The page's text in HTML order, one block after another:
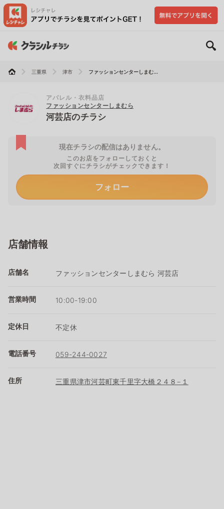
三重県 津市 ファッションセンターしまむ...
アパレル・衣料品店
ファッションセンターしまむら
河芸店のチラシ
現在チラシの配信はありません。
このお店をフォローしておくと
次回すぐにチラシがチェックできます！
フォロー
店舗情報
店舗名 ファッションセンターしまむら 河芸店
営業時間 10:00-19:00
定休日 不定休
電話番号 059-244-0027
住所 三重県津市河芸町東千里字大橋２４８−１